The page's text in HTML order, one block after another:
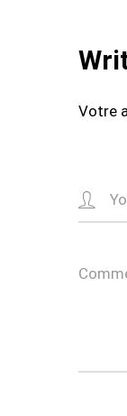
Votre